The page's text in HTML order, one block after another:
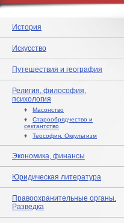
История
Искусство
Путешествия и география
Религия, философия,
психология
♦ Масонство
♦ Старообрядчество и
сектантство
♦ Теософия. Оккультизм
Экономика, финансы
Юридическая литература
Правоохранительные органы.
Разведка